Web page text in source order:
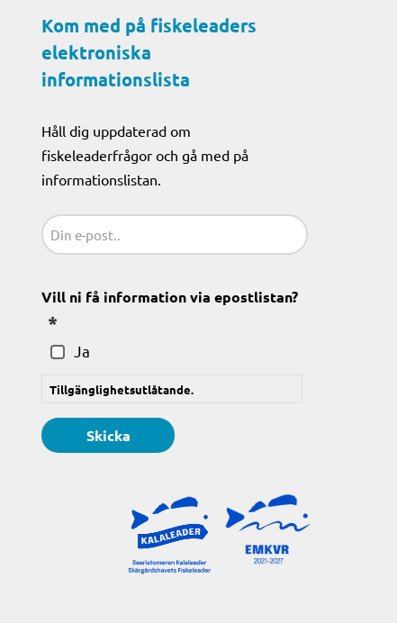
Kom med på fiskeleaders
elektroniska
informationslista
Håll dig uppdaterad om
fiskeleaderfrågor och gå med på
informationslistan.
Sähköposti
Vill ni få information via epostlistan?
Ja
Tillgänglighetsutlåtande.